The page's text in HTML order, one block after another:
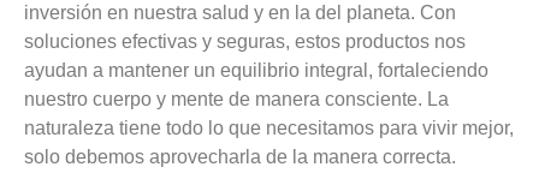
inversión en nuestra salud y en la del planeta. Con
soluciones efectivas y seguras, estos productos nos
ayudan a mantener un equilibrio integral, fortaleciendo
nuestro cuerpo y mente de manera consciente. La
naturaleza tiene todo lo que necesitamos para vivir mejor,
solo debemos aprovecharla de la manera correcta.